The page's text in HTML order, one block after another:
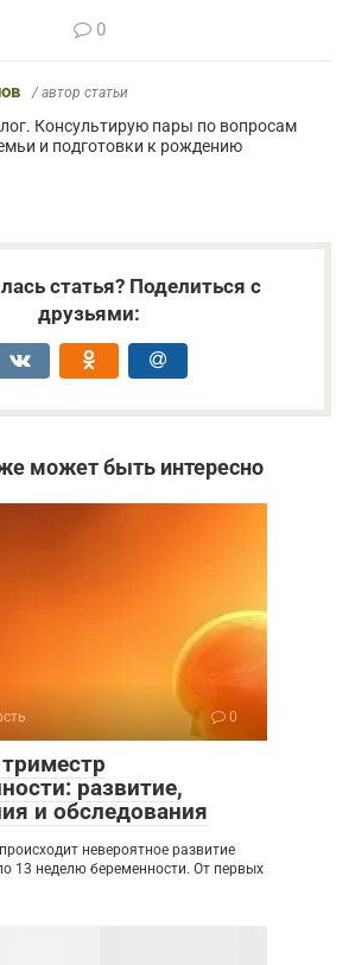
0
/ автор статьи
Консультирую пары по вопросам
и подготовки к рождению
статья? Поделиться с
друзьями:
может быть интересно
0
развитие,
и обследования
невероятное развитие
13 неделю беременности. От первых